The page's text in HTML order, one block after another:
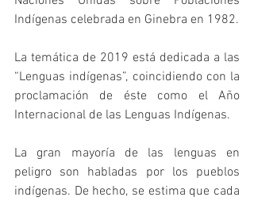
Indígenas celebrada en Ginebra en 1982.
La temática de 2019 está dedicada a las
“Lenguas indígenas”, coincidiendo con la
proclamación de éste como el Año
Internacional de las Lenguas Indígenas.
La gran mayoría de las lenguas en
peligro son habladas por los pueblos
indígenas. De hecho, se estima que cada